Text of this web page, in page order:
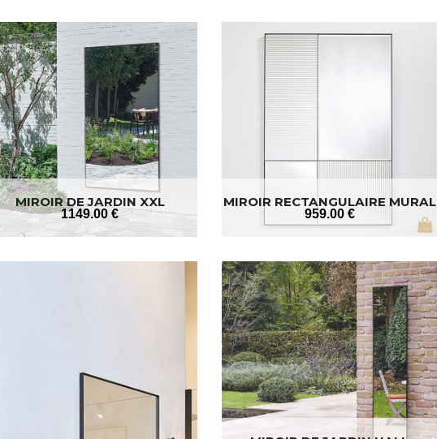
MIROIR DE JARDIN XXL
1149.00 €
MIROIR RECTANGULAIRE MURAL
959.00 €